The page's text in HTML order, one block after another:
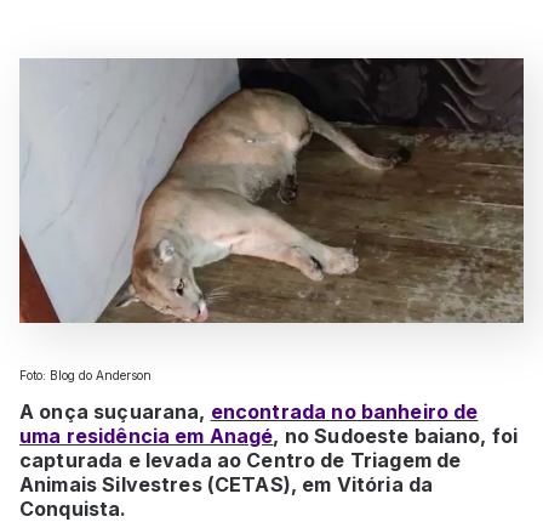
Foto: Blog do Anderson
A onça suçuarana, encontrada no banheiro de
uma residência em Anagé, no Sudoeste baiano, foi
capturada e levada ao Centro de Triagem de
Animais Silvestres (CETAS), em Vitória da
Conquista.